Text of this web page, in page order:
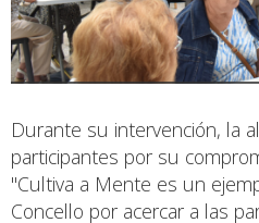
Durante su intervención, la
participantes por su
"Cultiva a Mente es un
Concello por acercar a las